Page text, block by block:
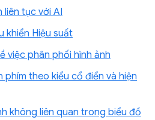
liên tục với AI
khiển Hiệu suất
việc phân phối hình ảnh
phím theo kiểu cổ điển và hiện
không liên quan trong biểu đồ